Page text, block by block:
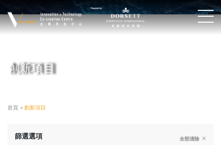
創新項目
首頁 > 創新項目
篩選選項 全部清除